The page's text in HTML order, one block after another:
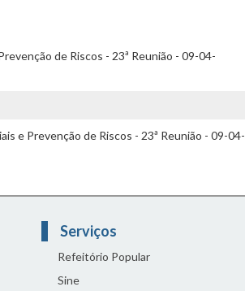
de Riscos - 23ª Reunião - 09-04-
e Prevenção de Riscos - 23ª Reunião - 09-04-
Serviços
Refeitório Popular
Sine